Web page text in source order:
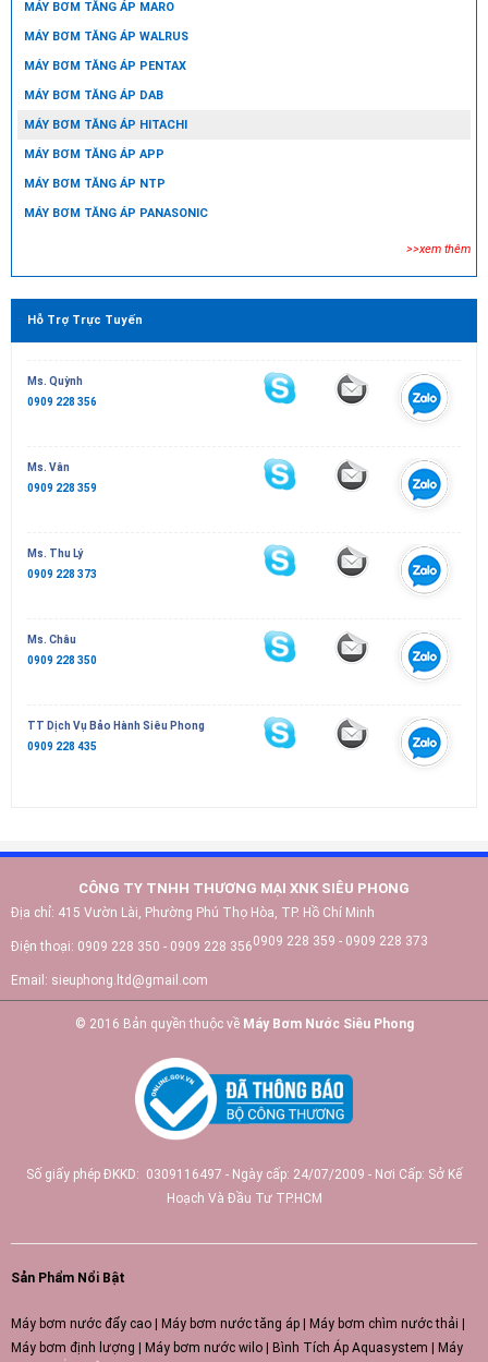
MÁY BƠM TĂNG ÁP MARO
MÁY BƠM TĂNG ÁP WALRUS
MÁY BƠM TĂNG ÁP PENTAX
MÁY BƠM TĂNG ÁP DAB
MÁY BƠM TĂNG ÁP HITACHI
MÁY BƠM TĂNG ÁP APP
MÁY BƠM TĂNG ÁP NTP
MÁY BƠM TĂNG ÁP PANASONIC
>>xem thêm
Hỗ Trợ Trực Tuyến
Ms. Quỳnh
0909 228 356
Ms. Vân
0909 228 359
Ms. Thu Lý
0909 228 373
Ms. Châu
0909 228 350
TT Dịch Vụ Bảo Hành Siêu Phong
0909 228 435
CÔNG TY TNHH THƯƠNG MẠI XNK SIÊU PHONG
Địa chỉ: 415 Vườn Lài, Phường Phú Thọ Hòa, TP. Hồ Chí Minh
Điện thoại: 0909 228 350 - 0909 228 3560909 228 359 - 0909 228 373
Email: sieuphong.ltd@gmail.com
© 2016 Bản quyền thuộc về Máy Bơm Nước Siêu Phong
Số giấy phép ĐKKD: 0309116497 - Ngày cấp: 24/07/2009 - Nơi Cấp: Sở Kế
Hoạch Và Đầu Tư TP.HCM
Sản Phẩm Nổi Bật
Máy bơm nước đẩy cao | Máy bơm nước tăng áp | Máy bơm chìm nước thải |
Máy bơm định lượng | Máy bơm nước wilo | Bình Tích Áp Aquasystem | Máy